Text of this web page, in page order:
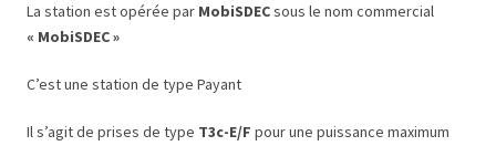
La station est opérée par MobiSDECsous le nom commercial
« MobiSDEC »
C’est une station de type Payant
Il s’agit de prises de type T3c-E/F pour une puissance maximum